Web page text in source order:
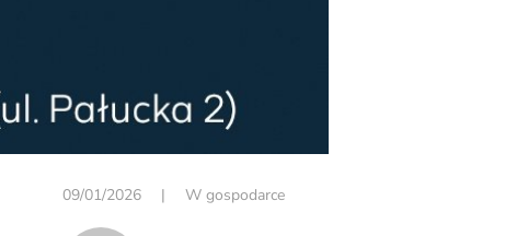
09/01/2026| W gospodarce